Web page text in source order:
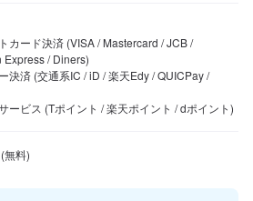
カード決済 (VISA / Mastercard / JCB /
Express / Diners)
決済 (交通系IC / iD / 楽天Edy / QUICPay /
ービス (Tポイント / 楽天ポイント / dポイント)